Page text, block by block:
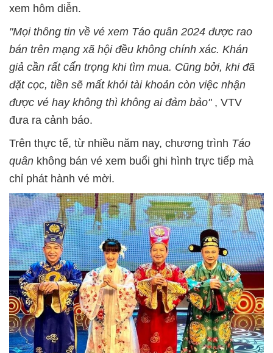
xem hôm diễn.
"Mọi thông tin về vé xem Táo quân 2024 được rao
bán trên mạng xã hội đều không chính xác. Khán
giả cần rất cẩn trọng khi tìm mua. Cũng bởi, khi đã
đặt cọc, tiền sẽ mất khỏi tài khoản còn việc nhận
được vé hay không thì không ai đảm bảo" , VTV
đưa ra cảnh báo.
Trên thực tế, từ nhiều năm nay, chương trình Táo
quân không bán vé xem buổi ghi hình trực tiếp mà
chỉ phát hành vé mời.